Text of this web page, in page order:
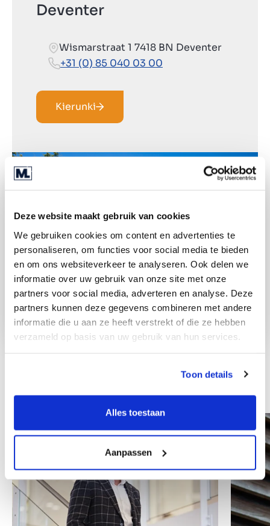
Deze website maakt gebruik van cookies
We gebruiken cookies om content en advertenties te
personaliseren, om functies voor social media te bieden
en om ons websiteverkeer te analyseren. Ook delen we
informatie over uw gebruik van onze site met onze
partners voor social media, adverteren en analyse. Deze
partners kunnen deze gegevens combineren met andere
informatie die u aan ze heeft verstrekt of die ze hebben
verzameld op basis van uw gebruik van hun services.
Toon details
Alles toestaan
Aanpassen
Deventer
Wismarstraat 1 7418 BN Deventer
+31 (0) 85 040 03 00
Kierunki